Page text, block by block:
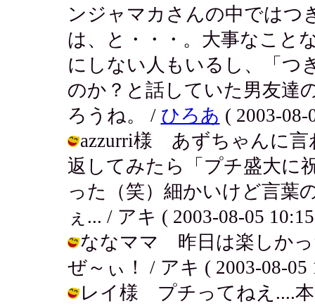
ンジャマカさんの中ではつ
は、と・・・。大事なこと
にしない人もいるし、「つ
のか？と話していた男友達
ろうね。 / ひろあ ( 2003-08-
azzurri様 あずちゃんに言
返してみたら「プチ盛大に
った（笑）細かいけど言葉
ぇ... / アキ ( 2003-08-05
ななママ 昨日は楽しかっ
ぜ～ぃ！ / アキ ( 2003-08-05
レイ様 プチってねえ....